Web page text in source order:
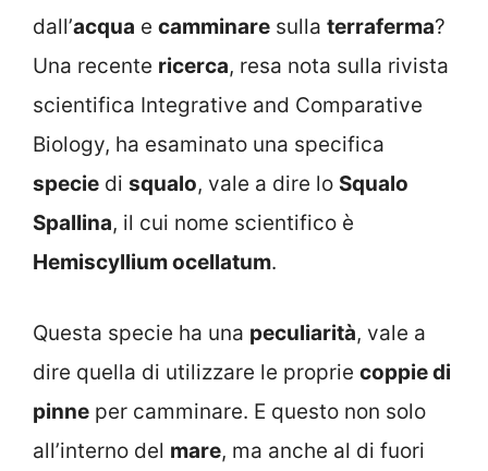
dall’acqua e camminare sulla terraferma?
Una recente ricerca, resa nota sulla rivista
scientifica Integrative and Comparative
Biology, ha esaminato una specifica
specie di squalo, vale a dire lo Squalo
Spallina, il cui nome scientifico è
Hemiscyllium ocellatum.
Questa specie ha una peculiarità, vale a
dire quella di utilizzare le proprie coppie di
pinne per camminare. E questo non solo
all’interno del mare, ma anche al di fuori